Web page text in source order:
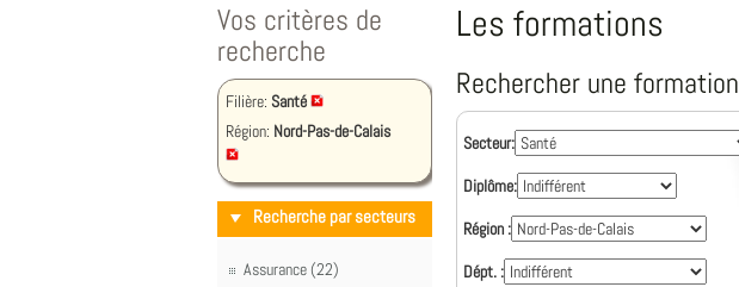
Vos critères de
recherche
Filière: Santé
Région: Nord-Pas-de-Calais
Recherche par secteurs
Assurance (22)
Les formations
Rechercher une formation
Secteur:
Diplôme:
Région :
Dépt. :